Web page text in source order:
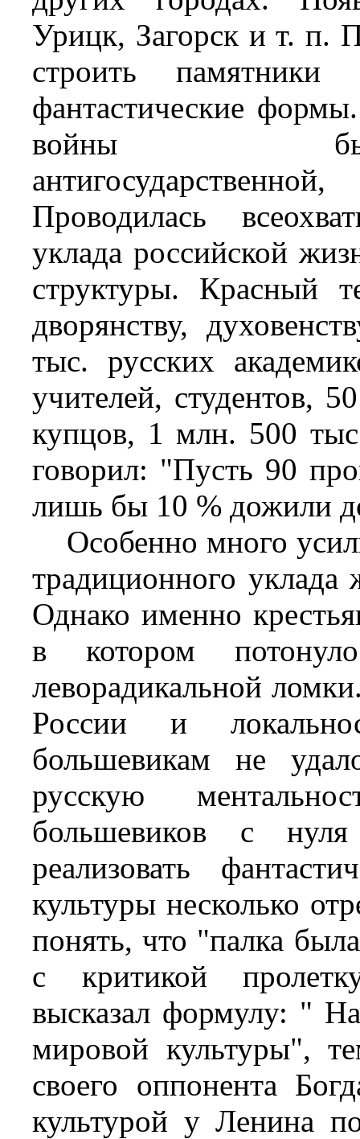
Урицк, Загорск и т. п.
строить памятники
фантастические
войны
Проводилась
уклада российской
структуры. Красный
дворянству,
тыс. русских
учителей, студентов,
купцов, 1 млн. 500
говорил: "Пусть 90
лишь бы 10 % дожили
Особенно много
традиционного уклада
Однако именно
в котором
леворадикальной
России и
большевикам не
русскую
большевиков с
реализовать
культуры несколько
понять, что "палка
с критикой
высказал формулу: "
мировой культуры",
своего оппонента
культурой у Ленина